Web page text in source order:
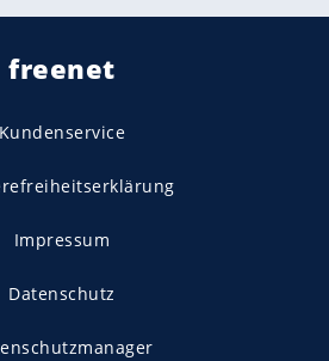
freenet
Kundenservice
Impressum
Datenschutz